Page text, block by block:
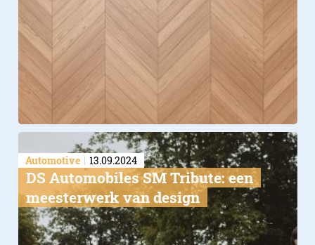
Automotive 13.09.2024
DS Automobiles SM Tribute: een
meesterwerk van design